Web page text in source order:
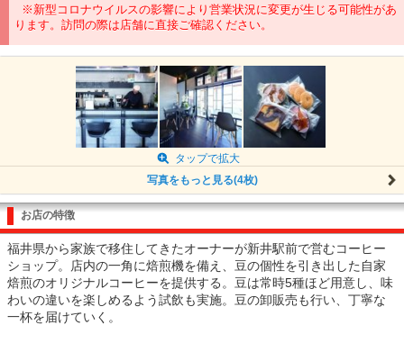
※新型コロナウイルスの影響により営業状況に変更が生じる可能性があ
ります。訪問の際は店舗に直接ご確認ください。
タップで拡大
写真をもっと見る(4枚)
お店の特徴
福井県から家族で移住してきたオーナーが新井駅前で営むコーヒー
ショップ。店内の一角に焙煎機を備え、豆の個性を引き出した自家
焙煎のオリジナルコーヒーを提供する。豆は常時5種ほど用意し、味
わいの違いを楽しめるよう試飲も実施。豆の卸販売も行い、丁寧な
一杯を届けていく。